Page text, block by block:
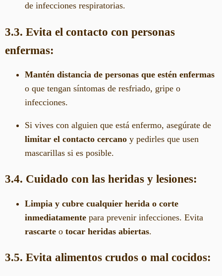
de infecciones respiratorias.
3.3. Evita el contacto con personas
enfermas:
Mantén distancia de personas que estén enfermas
o que tengan síntomas de resfriado, gripe o
infecciones.
Si vives con alguien que está enfermo, asegúrate de
limitar el contacto cercano y pedirles que usen
mascarillas si es posible.
3.4. Cuidado con las heridas y lesiones:
Limpia y cubre cualquier herida o corte
inmediatamente para prevenir infecciones. Evita
rascarte o tocar heridas abiertas.
3.5. Evita alimentos crudos o mal cocidos: